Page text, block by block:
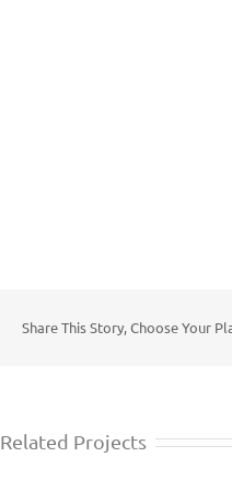
Share This Story, Choose Your
Related Projects